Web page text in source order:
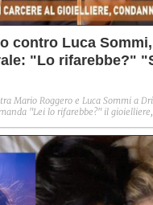
contro Luca
"Lo rifarebbe?"
Mario Roggero e Luca Sommi a
"Lei lo rifarebbe?" il